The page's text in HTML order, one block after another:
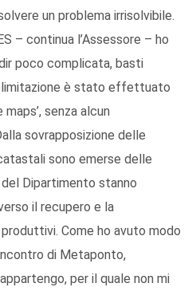
un problema irrisolvibile.
– continua l’Assessore – ho
poco complicata, basti
è stato effettuato
senza alcun
sovrapposizione delle
sono emerse delle
Dipartimento stanno
il recupero e la
Come ho avuto modo
di Metaponto,
per il quale non mi